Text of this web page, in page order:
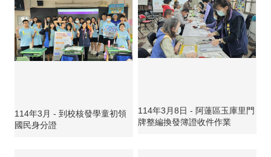
114年3月 - 到校核發學童初領
國民身分證
114年3月8日 - 阿蓮區玉庫里門
牌整編換發簿證收件作業